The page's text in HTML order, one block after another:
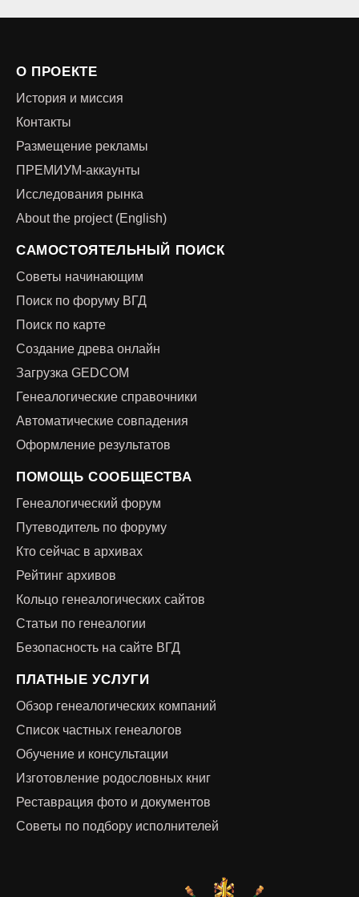
О ПРОЕКТЕ
История и миссия
Контакты
Размещение рекламы
ПРЕМИУМ-аккаунты
Исследования рынка
About the project (English)
САМОСТОЯТЕЛЬНЫЙ ПОИСК
Советы начинающим
Поиск по форуму ВГД
Поиск по карте
Создание древа онлайн
Загрузка GEDCOM
Генеалогические справочники
Автоматические совпадения
Оформление результатов
ПОМОЩЬ СООБЩЕСТВА
Генеалогический форум
Путеводитель по форуму
Кто сейчас в архивах
Рейтинг архивов
Кольцо генеалогических сайтов
Статьи по генеалогии
Безопасность на сайте ВГД
ПЛАТНЫЕ УСЛУГИ
Обзор генеалогических компаний
Список частных генеалогов
Обучение и консультации
Изготовление родословных книг
Реставрация фото и документов
Советы по подбору исполнителей